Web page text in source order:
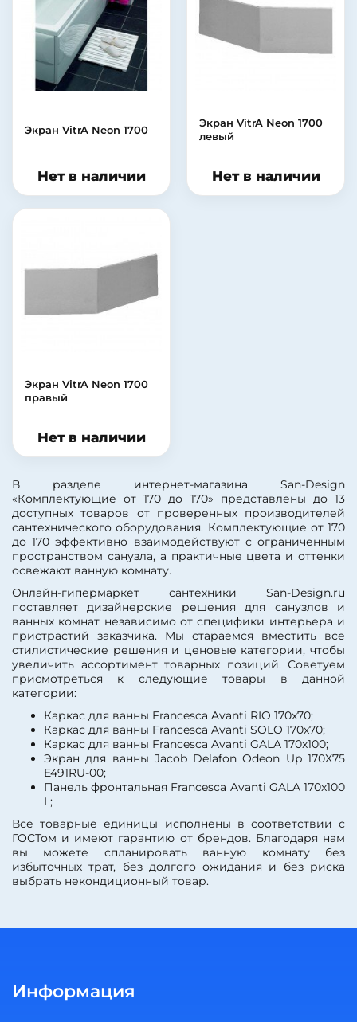
Экран VitrA Neon 1700
Нет в наличии
Экран VitrA Neon 1700
левый
Нет в наличии
Экран VitrA Neon 1700
правый
Нет в наличии
В разделе интернет-магазина San-Design
«Комплектующие от 170 до 170» представлены до 13
доступных товаров от проверенных производителей
сантехнического оборудования. Комплектующие от 170
до 170 эффективно взаимодействуют с ограниченным
пространством санузла, а практичные цвета и оттенки
освежают ванную комнату.
Онлайн-гипермаркет сантехники San-Design.ru
поставляет дизайнерские решения для санузлов и
ванных комнат независимо от специфики интерьера и
пристрастий заказчика. Мы стараемся вместить все
стилистические решения и ценовые категории, чтобы
увеличить ассортимент товарных позиций. Советуем
присмотреться к следующие товары в данной
категории:
Каркас для ванны Francesca Avanti RIO 170x70;
Каркас для ванны Francesca Avanti SOLO 170x70;
Каркас для ванны Francesca Avanti GALA 170x100;
Экран для ванны Jacob Delafon Odeon Up 170X75
E491RU-00;
Панель фронтальная Francesca Avanti GALA 170x100
L;
Все товарные единицы исполнены в соответствии с
ГОСТом и имеют гарантию от брендов. Благодаря нам
вы можете спланировать ванную комнату без
избыточных трат, без долгого ожидания и без риска
выбрать некондиционный товар.
Информация